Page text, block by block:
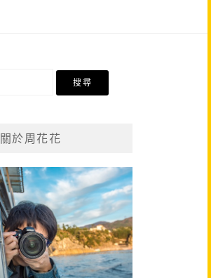
關於周花花